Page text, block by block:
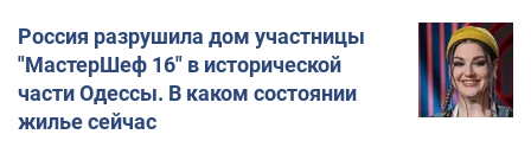
Россия разрушила дом участницы
"МастерШеф 16" в исторической
части Одессы. В каком состоянии
жилье сейчас